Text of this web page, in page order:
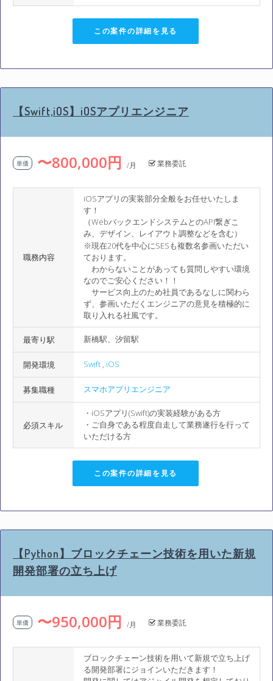
この案件の詳細を見る
【Swift,iOS】iOSアプリエンジニア
単価 〜800,000円 /月 業務委託
職務内容
iOSアプリの実装部分全般をお任せいたしま
す！
（WebバックエンドシステムとのAPI繋ぎこ
み、デザイン、レイアウト調整などを含む）
※現在20代を中心にSESも複数名参画いただい
ております。
わからないことがあっても質問しやすい環境
なのでご安心ください！！
サービス向上のため社員であるなしに関わら
ず、参画いただくエンジニアの意見を積極的に
取り入れる社風です。
最寄り駅 新橋駅、汐留駅
開発環境 Swift , iOS
募集職種 スマホアプリエンジニア
必須スキル
・iOSアプリ(Swift)の実装経験がある方
・ご自身である程度自走して業務遂行を行って
いただける方
この案件の詳細を見る
【Python】ブロックチェーン技術を用いた新規
開発部署の立ち上げ
単価 〜950,000円 /月 業務委託
ブロックチェーン技術を用いて新規で立ち上げ
る開発部署にジョインいただきます！